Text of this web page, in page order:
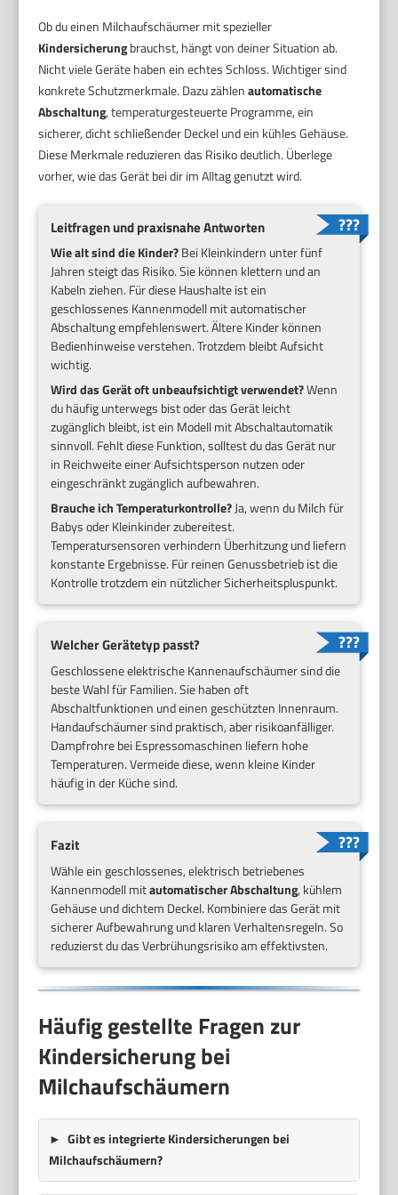
Ob du einen Milchaufschäumer mit spezieller
Kindersicherungbrauchst, hängt von deiner Situation ab.
Nicht viele Geräte haben ein echtes Schloss. Wichtiger sind
konkrete Schutzmerkmale. Dazu zählenautomatische
Abschaltung, temperaturgesteuerte Programme, ein
sicherer, dicht schließender Deckel und ein kühles Gehäuse.
Diese Merkmale reduzieren das Risiko deutlich. Überlege
vorher, wie das Gerät bei dir im Alltag genutzt wird.
Leitfragen und praxisnahe Antworten
Wie alt sind die Kinder?Bei Kleinkindern unter fünf
Jahren steigt das Risiko. Sie können klettern und an
Kabeln ziehen. Für diese Haushalte ist ein
geschlossenes Kannenmodell mit automatischer
Abschaltung empfehlenswert. Ältere Kinder können
Bedienhinweise verstehen. Trotzdem bleibt Aufsicht
wichtig.
Wird das Gerät oft unbeaufsichtigt verwendet?Wenn
du häufig unterwegs bist oder das Gerät leicht
zugänglich bleibt, ist ein Modell mit Abschaltautomatik
sinnvoll. Fehlt diese Funktion, solltest du das Gerät nur
in Reichweite einer Aufsichtsperson nutzen oder
eingeschränkt zugänglich aufbewahren.
Brauche ich Temperaturkontrolle?Ja, wenn du Milch für
Babys oder Kleinkinder zubereitest.
Temperatursensoren verhindern Überhitzung und liefern
konstante Ergebnisse. Für reinen Genussbetrieb ist die
Kontrolle trotzdem ein nützlicher Sicherheitspluspunkt.
Welcher Gerätetyp passt?
Geschlossene elektrische Kannenaufschäumer sind die
beste Wahl für Familien. Sie haben oft
Abschaltfunktionen und einen geschützten Innenraum.
Handaufschäumer sind praktisch, aber risikoanfälliger.
Dampfrohre bei Espressomaschinen liefern hohe
Temperaturen. Vermeide diese, wenn kleine Kinder
häufig in der Küche sind.
Fazit
Wähle ein geschlossenes, elektrisch betriebenes
Kannenmodell mitautomatischer Abschaltung, kühlem
Gehäuse und dichtem Deckel. Kombiniere das Gerät mit
sicherer Aufbewahrung und klaren Verhaltensregeln. So
reduzierst du das Verbrühungsrisiko am effektivsten.
Häufig gestellte Fragen zur
Kindersicherung bei
Milchaufschäumern
Gibt es integrierte Kindersicherungen bei
Milchaufschäumern?